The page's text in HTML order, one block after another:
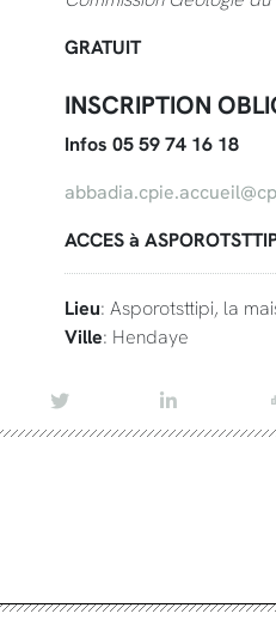
GRATUIT
INSCRIPTION
Infos 05 59 74 16 18
ACCES à
Lieu: Asporotsttipi, la
Ville: Hendaye